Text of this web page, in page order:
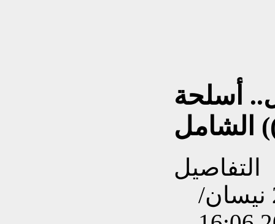
أسلحة
الشامل
التفاصيل
تم إنشاءه بتاريخ السبت, 26 نيسان/